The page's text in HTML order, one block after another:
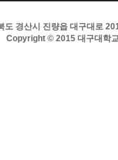
도 경산시 진량읍 대구대로
Copyright © 2015 대구대학